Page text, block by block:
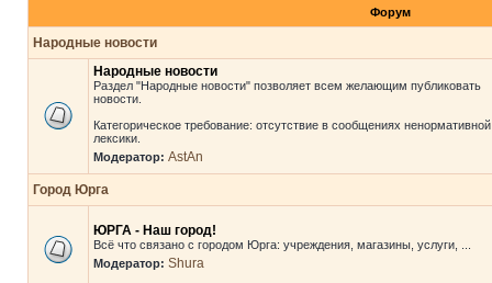
Форум
Народные новости
Народные новости
Раздел "Народные новости" позволяет всем желающим публиковать
новости.
Категорическое требование: отсутствие в сообщениях ненормативной
лексики.
Модератор: AstAn
Город Юрга
ЮРГА - Наш город!
Всё что связано с городом Юрга: учреждения, магазины, услуги, ...
Модератор: Shura